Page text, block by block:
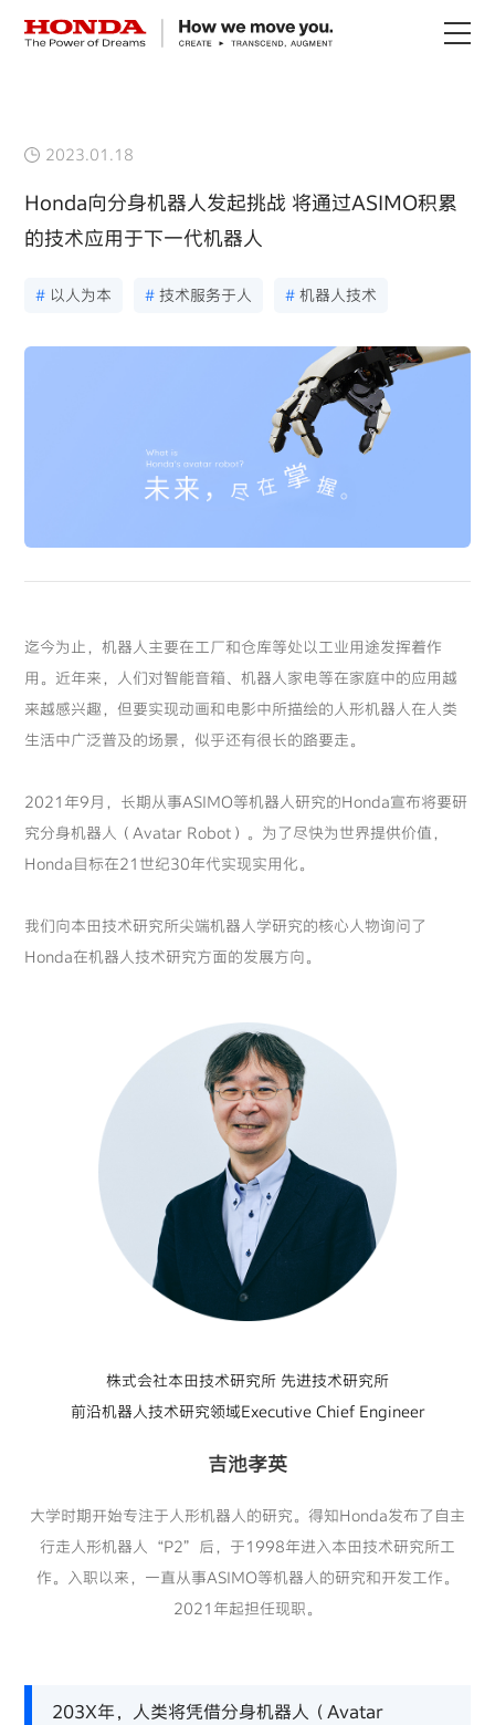
Honda纯电
全领域产品
技术创新
2023.01.18
Honda向分身机器人发起挑战 将通过ASIMO积累
的技术应用于下一代机器人
# 以人为本 #技术服务于人 #机器人技术
迄今为止，机器人主要在工厂和仓库等处以工业用途发挥着作
用。近年来，人们对智能音箱、机器人家电等在家庭中的应用越
来越感兴趣，但要实现动画和电影中所描绘的人形机器人在人类
生活中广泛普及的场景，似乎还有很长的路要走。
2021年9月，长期从事ASIMO等机器人研究的Honda宣布将要研
究分身机器人（Avatar Robot）。为了尽快为世界提供价值，
Honda目标在21世纪30年代实现实用化。
我们向本田技术研究所尖端机器人学研究的核心人物询问了
Honda在机器人技术研究方面的发展方向。
株式会社本田技术研究所 先进技术研究所
前沿机器人技术研究领域Executive Chief Engineer
吉池孝英
大学时期开始专注于人形机器人的研究。得知Honda发布了自主
行走人形机器人“P2”后，于1998年进入本田技术研究所工
作。入职以来，一直从事ASIMO等机器人的研究和开发工作。
2021年起担任现职。
203X年，人类将凭借分身机器人（Avatar